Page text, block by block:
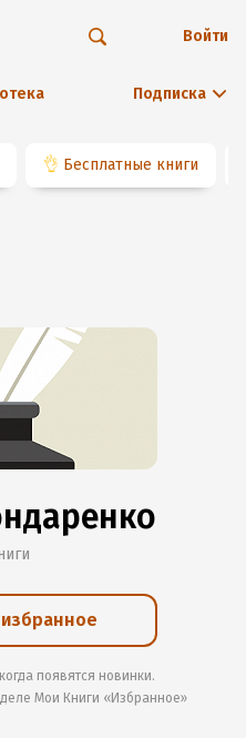
Подписка
Войти
👌 Бесплатные книги
появятся новинки.
Мои Книги «Избранное»